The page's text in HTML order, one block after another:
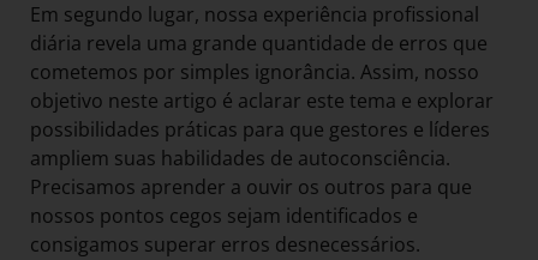
Em segundo lugar, nossa experiência profissional
diária revela uma grande quantidade de erros que
cometemos por simples ignorância. Assim, nosso
objetivo neste artigo é aclarar este tema e explorar
possibilidades práticas para que gestores e líderes
ampliem suas habilidades de autoconsciência.
Precisamos aprender a ouvir os outros para que
nossos pontos cegos sejam identificados e
consigamos superar erros desnecessários.